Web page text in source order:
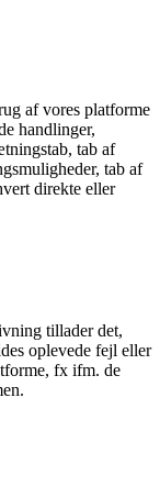
af vores platforme
handlinger,
tab af
tab af
direkte eller
tillader det,
oplevede fejl eller
fx ifm. de